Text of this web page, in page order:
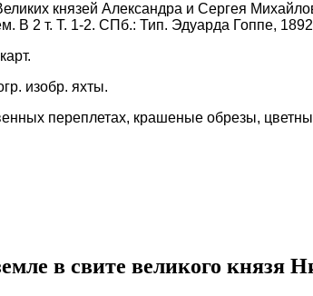
князей Александра и Сергея
2 т. Т. 1-2. СПб.: Тип. Эдуарда Гоппе,
изобр. яхты.
переплетах, крашеные обрезы,
в свите великого князя